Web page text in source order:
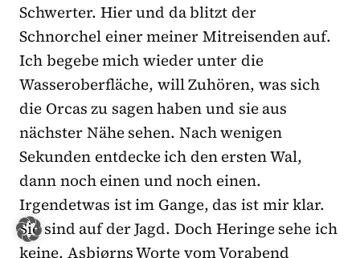
Schwerter. Hier und da blitzt der
Schnorchel einer meiner Mitreisenden auf.
Ich begebe mich wieder unter die
Wasseroberfläche, will Zuhören, was sich
die Orcas zu sagen haben und sie aus
nächster Nähe sehen. Nach wenigen
Sekunden entdecke ich den ersten Wal,
dann noch einen und noch einen.
Irgendetwas ist im Gange, das ist mir klar.
Sie sind auf der Jagd. Doch Heringe sehe ich
keine. Asbjørns Worte vom Vorabend